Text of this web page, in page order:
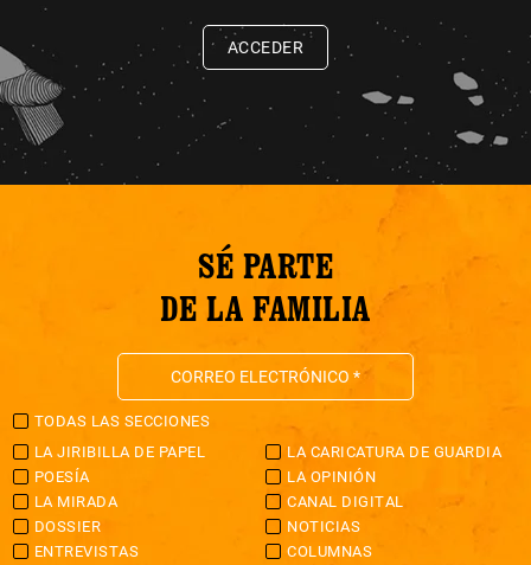
ACCEDER
SÉ PARTE
DE LA FAMILIA
TODAS LAS SECCIONES
LA JIRIBILLA DE PAPEL
LA CARICATURA DE GUARDIA
POESÍA
LA OPINIÓN
LA MIRADA
CANAL DIGITAL
DOSSIER
NOTICIAS
ENTREVISTAS
COLUMNAS